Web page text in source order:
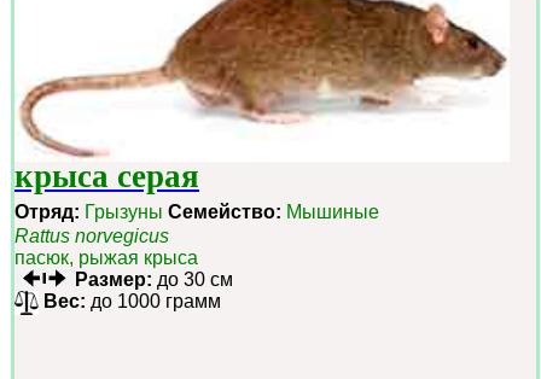
крыса серая
Отряд: Грызуны Семейство: Мышиные
Rattus norvegicus
пасюк, рыжая крыса
Размер: до 30 см
Вес: до 1000 грамм